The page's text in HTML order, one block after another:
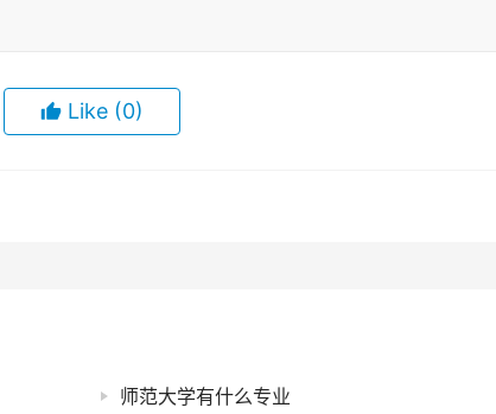
Like (0)
师范大学有什么专业